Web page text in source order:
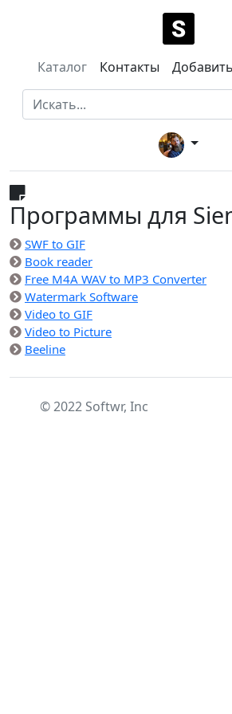
Каталог Контакты Добавить
Программы для
SWF to GIF
Book reader
Free M4A WAV to MP3 Converter
Watermark Software
Video to GIF
Video to Picture
Beeline
© 2022 Softwr, Inc